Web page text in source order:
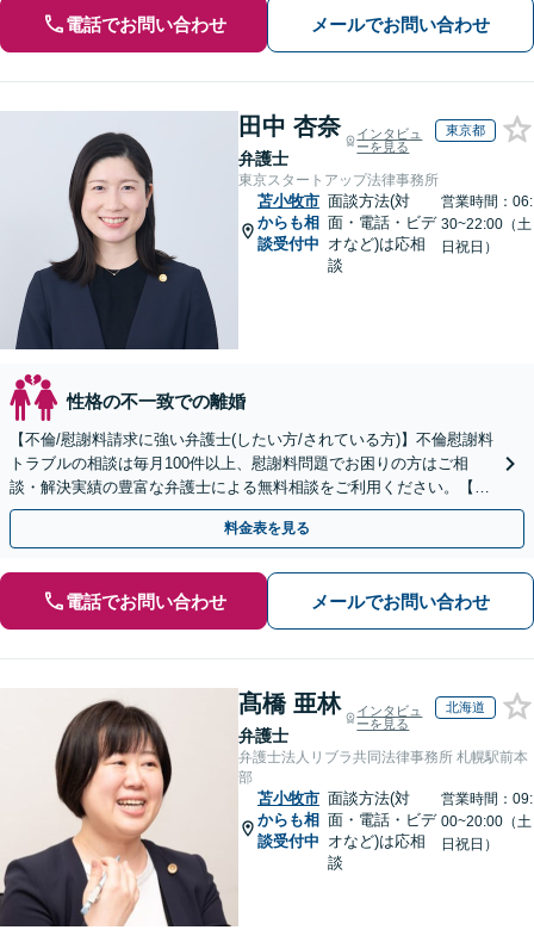
電話でお問い合わせ メールでお問い合わせ
田中 杏奈
弁護士
インタビュ
ーを見る
東京都
東京スタートアップ法律事務所
苫小牧市
からも相
談受付中
面談方法(対
面・電話・ビデ
オなど)は応相
談
営業時間：06:
30~22:00（土
日祝日）
性格の不一致での離婚
【不倫/慰謝料請求に強い弁護士(したい方/されている方)】不倫慰謝料
トラブルの相談は毎月100件以上、慰謝料問題でお困りの方はご相
談・解決実績の豊富な弁護士による無料相談をご利用ください。【不
倫相談は初回0円】【全国対応】
料金表を見る
電話でお問い合わせ メールでお問い合わせ
髙橋 亜林
弁護士
インタビュ
ーを見る
北海道
弁護士法人リブラ共同法律事務所 札幌駅前本
部
苫小牧市
からも相
談受付中
面談方法(対
面・電話・ビデ
オなど)は応相
談
営業時間：09:
00~20:00（土
日祝日）